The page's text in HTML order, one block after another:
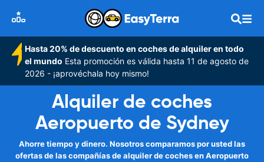
Hasta 20% de descuento en coches de alquiler en todo
el mundo Esta promoción es válida hasta 11 de agosto de
2026 - ¡aprovéchala hoy mismo!
Alquiler de coches
Aeropuerto de Sydney
Ahorre tiempo y dinero. Nosotros comparamos por usted las
ofertas de las compañías de alquiler de coches en Aeropuerto